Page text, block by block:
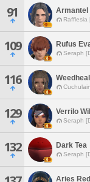
91 Armantel
Rafflesia
109 Rufus
Seraph
116
129 Verrilo
Seraph
132 Dark Tea
Seraph
Aries Red